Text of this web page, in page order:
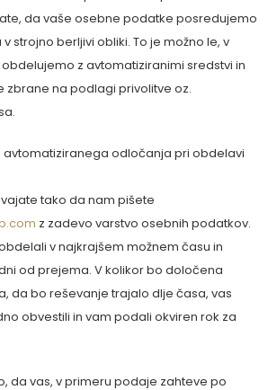
da vaše osebne podatke posredujemo
strojno berljivi obliki. To je možno le, v
z avtomatiziranimi sredstvi in
na podlagi privolitve oz.
avtomatiziranega odločanja pri obdelavi
tako da nam pišete
z zadevo varstvo osebnih podatkov.
v najkrajšem možnem času in
od prejema. V kolikor bo določena
da bo reševanje trajalo dlje časa, vas
obvestili in vam podali okviren rok za
da vas, v primeru podaje zahteve po